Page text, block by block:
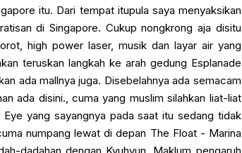
itu. Dari tempat itupula saya menyaksikan
di Singapore. Cukup nongkrong aja disitu
high power laser, musik dan layar air yang
teruskan langkah ke arah gedung Esplanade
ada mallnya juga. Disebelahnya ada semacam
ada disini., cuma yang muslim silahkan liat-liat
yang sayangnya pada saat itu sedang tidak
numpang lewat di depan The Float - Marina
dadahan dengan Kyuhyun. Maklum pengaruh